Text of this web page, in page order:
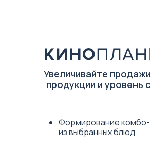
Формирование
из выбранных блюд
Увеличивайте
продукции и уровень